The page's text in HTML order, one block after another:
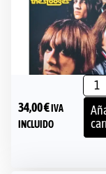
34,00€ IVA
INCLUIDO